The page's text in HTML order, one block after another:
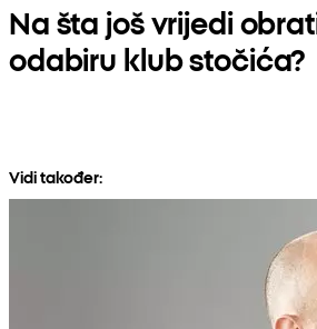
Na šta još vrijedi
odabiru klub stočića?
Vidi također: